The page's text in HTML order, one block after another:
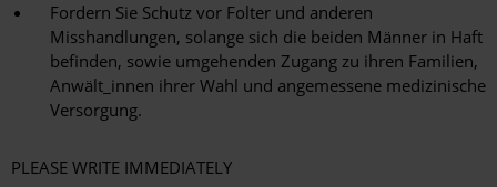
Fordern Sie Schutz vor Folter und anderen
Misshandlungen, solange sich die beiden Männer in Haft
befinden, sowie umgehenden Zugang zu ihren Familien,
Anwält_innen ihrer Wahl und angemessene medizinische
Versorgung.
PLEASE WRITE IMMEDIATELY